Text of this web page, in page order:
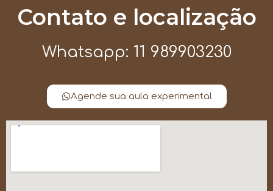
Contato e localização
Whatsapp: 11 989903230
Agende sua aula experimental